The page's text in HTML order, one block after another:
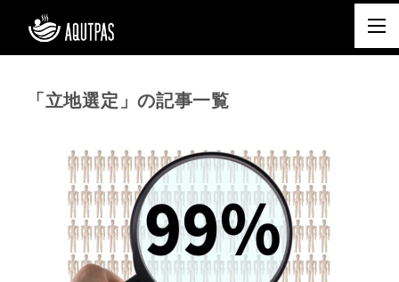
「立地選定」の記事一覧